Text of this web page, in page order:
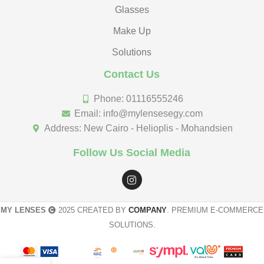
Glasses
Make Up
Solutions
Contact Us
Phone: 01116555246
Email: info@mylensesegy.com
Address: New Cairo - Helioplis - Mohandsien
Follow Us Social Media
MY LENSES 2025 CREATED BY COMPANY. PREMIUM E-COMMERCE
SOLUTIONS.